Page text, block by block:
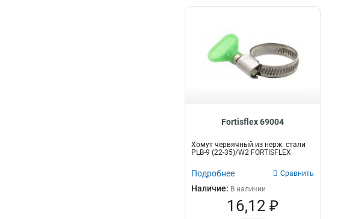
Fortisflex 69004
Хомут червячный из нерж. стали
PLB-9 (22-35)/W2 FORTISFLEX
Подробнее Сравнить
Наличие: В наличии
16,12 ₽